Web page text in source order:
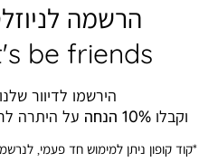
הרשמה
be friends
הירשמו לדיוור שלנו
וקבלו 10% הנחה על היתרה
*קוד קופון ניתן למימוש חד פעמי,